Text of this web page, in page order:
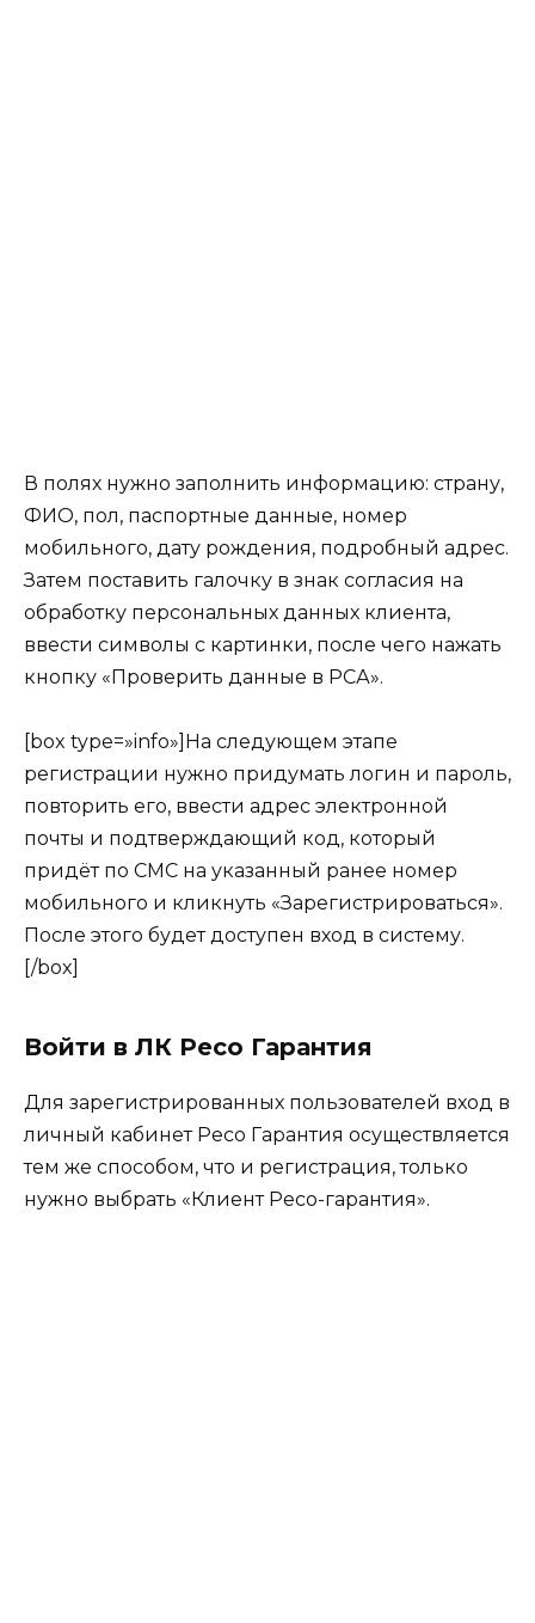
В полях нужно заполнить информацию: страну,
ФИО, пол, паспортные данные, номер
мобильного, дату рождения, подробный адрес.
Затем поставить галочку в знак согласия на
обработку персональных данных клиента,
ввести символы с картинки, после чего нажать
кнопку «Проверить данные в РСА».
[box type=»info»]На следующем этапе
регистрации нужно придумать логин и пароль,
повторить его, ввести адрес электронной
почты и подтверждающий код, который
придёт по СМС на указанный ранее номер
мобильного и кликнуть «Зарегистрироваться».
После этого будет доступен вход в систему.
[/box]
Войти в ЛК Ресо Гарантия
Для зарегистрированных пользователей вход в
личный кабинет Ресо Гарантия осуществляется
тем же способом, что и регистрация, только
нужно выбрать «Клиент Ресо-гарантия».